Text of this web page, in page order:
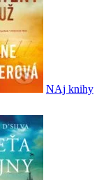
NAj knihy